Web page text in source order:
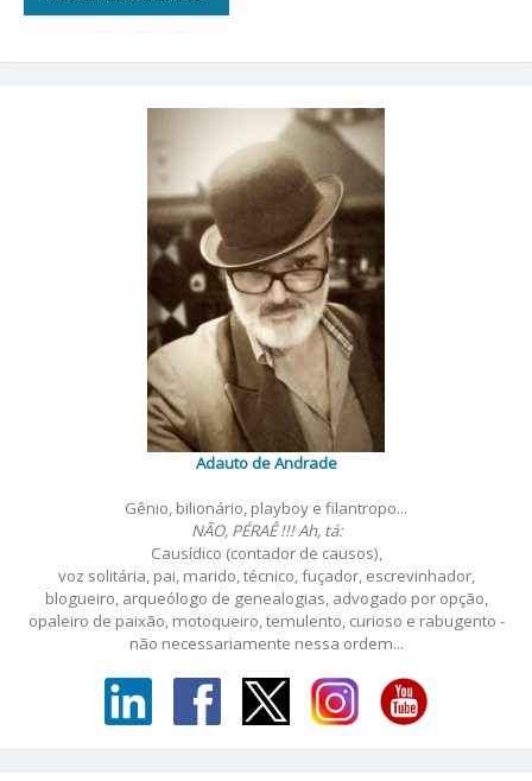
Adauto de Andrade
Gênio, bilionário, playboy e filantropo...
NÃO, PÉRAÊ !!! Ah, tá:
Causídico (contador de causos),
voz solitária, pai, marido, técnico, fuçador, escrevinhador,
blogueiro, arqueólogo de genealogias, advogado por opção,
opaleiro de paixão, motoqueiro, temulento, curioso e rabugento -
não necessariamente nessa ordem...